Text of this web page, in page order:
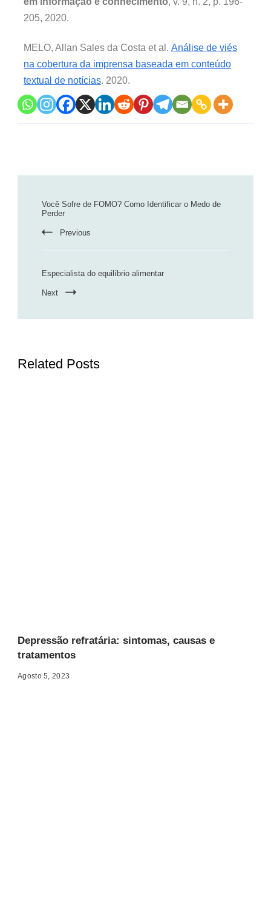
205, 2020.
MELO, Allan Sales da Costa et al. Análise de viés
na cobertura da imprensa baseada em conteúdo
textual de notícias. 2020.
Você Sofre de FOMO? Como Identificar o Medo de
Perder
Previous
Especialista do equilíbrio alimentar
Next
Related Posts
Depressão refratária: sintomas, causas e
tratamentos
Agosto 5, 2023